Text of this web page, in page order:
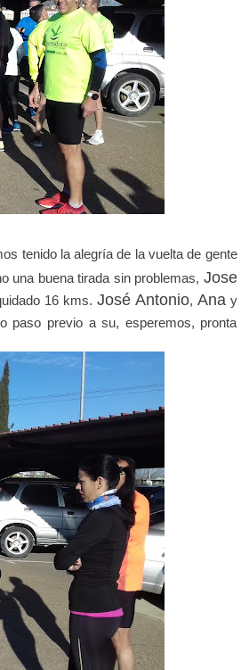
tenido la alegría de la vuelta de gente
una buena tirada sin problemas, Jose
16 kms. José Antonio, Ana y
paso previo a su, esperemos, pronta